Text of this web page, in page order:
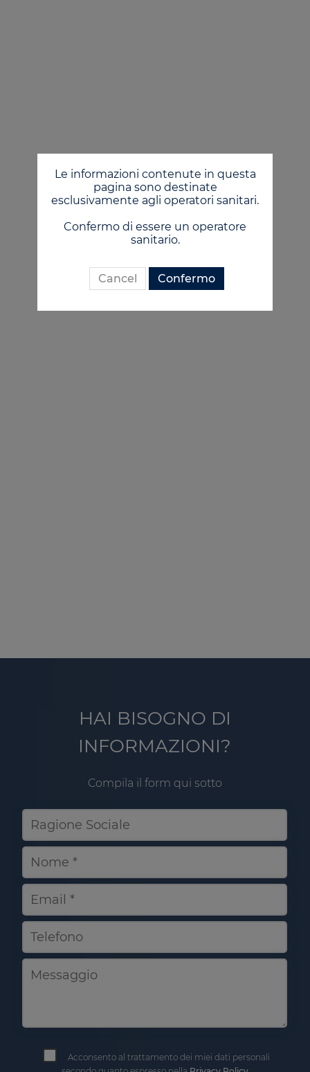
HAI BISOGNO DI
INFORMAZIONI?
Compila il form qui sotto
Acconsento al trattamento dei miei dati personali
Le informazioni contenute in questa
pagina sono destinate
esclusivamente agli operatori sanitari.
Confermo di essere un operatore
sanitario.
Cancel Confermo